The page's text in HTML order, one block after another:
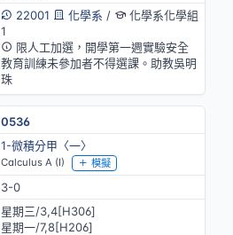
22001
化學系 /
化學系化學組
1
限人工加選，開學第一週實驗安全
教育訓練未參加者不得選課。助教吳明
珠
0536
1-微積分甲〈一〉
Calculus A (I) 模擬
3-0
星期三/3,4[H306]
星期一/7,8[H206]